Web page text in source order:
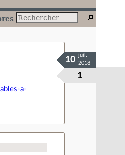
1
10
juil.
2018
a-